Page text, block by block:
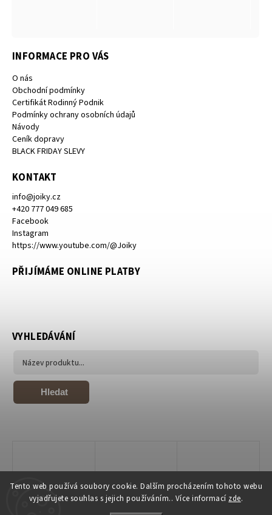
Tento web používá soubory cookie. Dalším procházením tohoto webu
vyjadřujete souhlas s jejich používáním.. Více informací zde.
INFORMACE PRO VÁS
O nás
Obchodní podmínky
Certifikát Rodinný Podnik
Podmínky ochrany osobních údajů
Návody
Ceník dopravy
BLACK FRIDAY SLEVY
KONTAKT
info@joiky.cz
+420 777 049 685
Facebook
Instagram
https://www.youtube.com/@Joiky
PŘIJÍMÁME ONLINE PLATBY
VYHLEDÁVÁNÍ
Hledat